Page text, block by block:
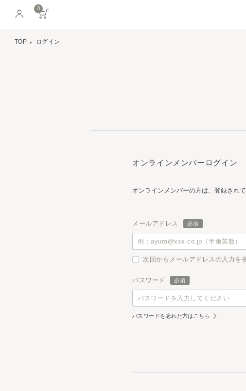
0
TOP ログイン
オンラインメンバーログイン
オンラインメンバーの方は、登録され
メールアドレス
次回からメールアドレスの入力を
パスワード
パスワードを忘れた方はこちら